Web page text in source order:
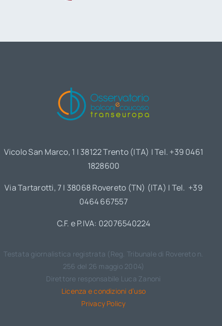
Vicolo San Marco, 1 | 38122 Trento (ITA) | Tel. +39 0461
1828600
Via Tartarotti, 7 | 38068 Rovereto (TN) (ITA) | Tel. +39
0464 667557
C.F. e P.IVA: 02076540224
Testata giornalistica registrata (Reg. Tribunale di Rovereto n.
256 del 26 maggio 2004)
Direttore responsabile Luca Zanoni
Licenza e condizioni d’uso
Privacy Policy